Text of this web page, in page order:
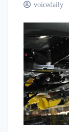
voicedaily